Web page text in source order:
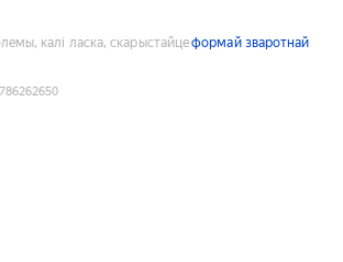
калі ласка, скарыстайцеформай зваротнай